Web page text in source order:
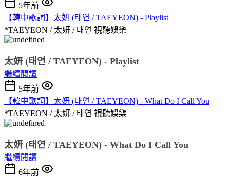
5年前
【韓中歌詞】太妍 (태연 / TAEYEON) - Playlist
*TAEYEON / 太妍 / 태연 視聽娛樂
太妍 (태연 / TAEYEON) - Playlist
繼續閱讀
5年前
【韓中歌詞】太妍 (태연 / TAEYEON) - What Do I Call You
*TAEYEON / 太妍 / 태연 視聽娛樂
太妍 (태연 / TAEYEON) - What Do I Call You
繼續閱讀
6年前